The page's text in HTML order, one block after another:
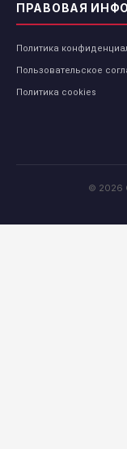
ПРАВОВАЯ
Политика
Пользовательское
Политика cookies
© 2026